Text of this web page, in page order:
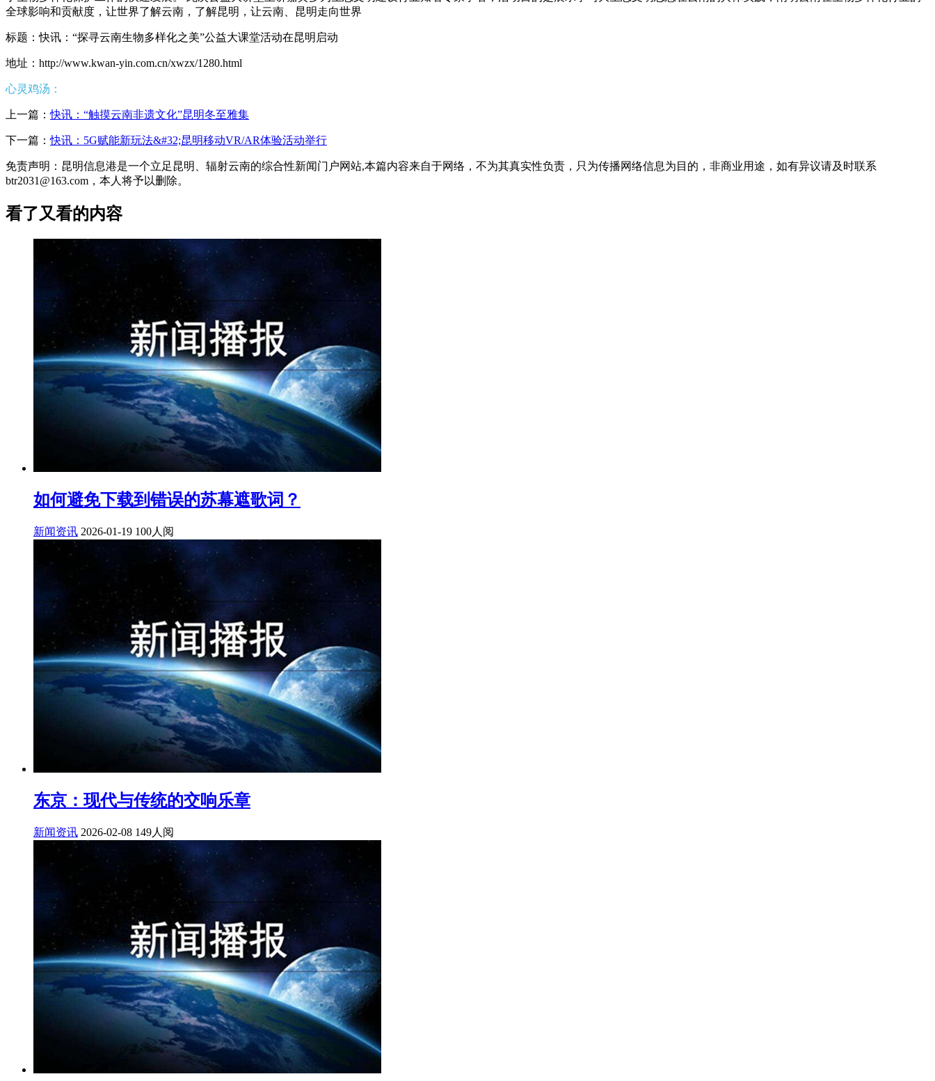
全球影响和贡献度，让世界了解云南，了解昆明，让云南、昆明走向世界
标题：快讯：“探寻云南生物多样化之美”公益大课堂活动在昆明启动
地址：http://www.kwan-yin.com.cn/xwzx/1280.html
心灵鸡汤：
上一篇：快讯：“触摸云南非遗文化”昆明冬至雅集
下一篇：快讯：5G赋能新玩法&#32;昆明移动VR/AR体验活动举行
免责声明：昆明信息港是一个立足昆明、辐射云南的综合性新闻门户网站,本篇内容来自于网络，不为其真实性负责，只为传播网络信息为目的，非商业用途，如有异议请及时联系
btr2031@163.com，本人将予以删除。
看了又看的内容
如何避免下载到错误的苏幕遮歌词？
新闻资讯 2026-01-19 100人阅
东京：现代与传统的交响乐章
新闻资讯 2026-02-08 149人阅